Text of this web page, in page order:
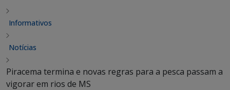
Informativos
Notícias
Piracema termina e novas regras para a pesca passam a
vigorar em rios de MS